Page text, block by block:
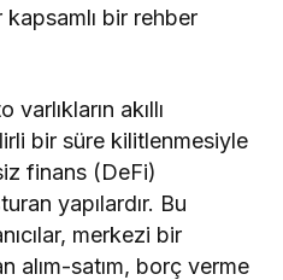
kapsamlı bir rehber
varlıkların akıllı
bir süre kilitlenmesiyle
finans (DeFi)
yapılardır. Bu
merkezi bir
alım-satım, borç verme